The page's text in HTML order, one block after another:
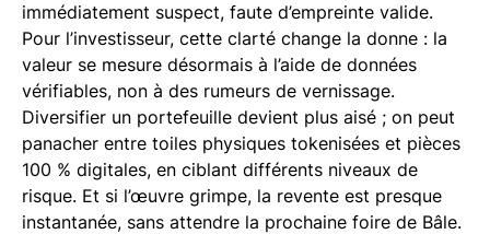
immédiatement suspect, faute d’empreinte valide.
Pour l’investisseur, cette clarté change la donne : la
valeur se mesure désormais à l’aide de données
vérifiables, non à des rumeurs de vernissage.
Diversifier un portefeuille devient plus aisé ; on peut
panacher entre toiles physiques tokenisées et pièces
100 % digitales, en ciblant différents niveaux de
risque. Et si l’œuvre grimpe, la revente est presque
instantanée, sans attendre la prochaine foire de Bâle.